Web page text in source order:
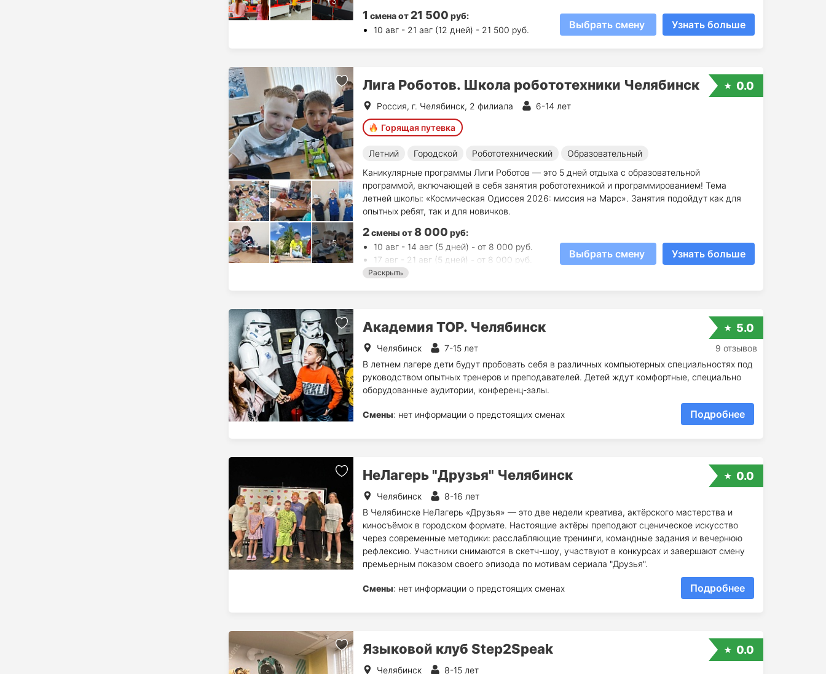
1 сменаот21 500 руб:
10 авг - 21 авг (12 дней) - 21 500 руб.
Выбрать смену Узнать больше
Лига Роботов. Школа робототехники Челябинск
Россия, г. Челябинск, 2 филиала 6-14 лет
Горящая путевка
Летний Городской Робототехнический
Образовательный
Каникулярные программы Лиги Роботов — это 5 дней отдыха с образовательной
программой, включающей в себя занятия робототехникой и программированием! Тема
летней школы: «Космическая Одиссея 2026: миссия на Марс». Занятия подойдут как для
опытных ребят, так и для новичков.
2смены от8 000 руб:
10 авг - 14 авг (5 дней) - от 8 000 руб.
17 авг - 21 авг (5 дней) - от 8 000 руб.
Раскрыть
Выбрать смену Узнать больше
0.0
Академия TOP. Челябинск
Челябинск
7-15 лет
В летнем лагере дети будут пробовать себя в различных компьютерных специальностях под
руководством опытных тренеров и преподавателей. Детей ждут комфортные, специально
оборудованные аудитории, конференц-залы.
Смены: нет информации о предстоящих сменах Подробнее
5.0
9 отзывов
НеЛагерь "Друзья" Челябинск
Челябинск
8-16 лет
В Челябинске НеЛагерь «Друзья» — это две недели креатива, актёрского мастерства и
киносъёмок в городском формате. Настоящие актёры преподают сценическое искусство
через современные методики: расслабляющие тренинги, командные задания и вечернюю
рефлексию. Участники снимаются в скетч-шоу, участвуют в конкурсах и завершают смену
премьерным показом своего эпизода по мотивам сериала "Друзья".
Смены: нет информации о предстоящих сменах Подробнее
0.0
Языковой клуб Step2Speak
Челябинск
8-15 лет
0.0